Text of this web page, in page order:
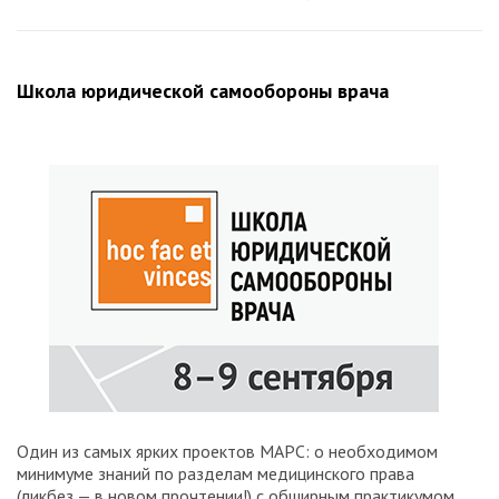
Школа юридической самообороны врача
Один из самых ярких проектов МАРС: о необходимом
минимуме знаний по разделам медицинского права